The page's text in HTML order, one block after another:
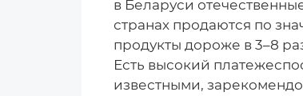
в Беларуси
странах продаются по
продукты дороже в 3–8
Есть высокий
известными,